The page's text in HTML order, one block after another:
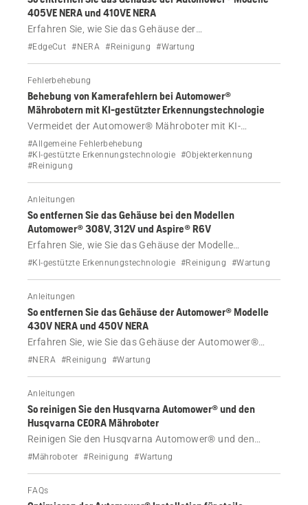
405VE NERA und 410VE NERA
Erfahren Sie, wie Sie das Gehäuse der
Automower® Modelle 405VE NERA und 410VE NERA,
#EdgeCut #NERA #Reinigung #Wartung
Fehlerbehebung
Behebung von Kamerafehlern bei Automower®
Mährobotern mit KI-gestützter Erkennungstechnologie
Vermeidet der Automower® Mähroboter mit KI-
gestützter Erkennungstechnologie keine Objekte oder
zeigt er einen Kamerafehler an? Beheben Sie Fehler bei
Meldungen wie „Kameraobjektiv blockiert“,
„Kameraobjektiv nass“, „keine Objekterkennung“ und
mehr.
#Allgemeine Fehlerbehebung
#KI-gestützte Erkennungstechnologie #Objekterkennung
#Reinigung
Anleitungen
So entfernen Sie das Gehäuse bei den Modellen
Automower® 308V, 312V und Aspire® R6V
Erfahren Sie, wie Sie das Gehäuse der Modelle
Automower® 308V, 312V und Aspire® R6V, z. B. zu
#KI-gestützte Erkennungstechnologie #Reinigung #Wartung
Anleitungen
So entfernen Sie das Gehäuse der Automower® Modelle
430V NERA und 450V NERA
Erfahren Sie, wie Sie das Gehäuse der Automower®
Modelle 430V NERA und 450V NERA, z. B. zu
#NERA #Reinigung #Wartung
Anleitungen
So reinigen Sie den Husqvarna Automower® und den
Husqvarna CEORA Mähroboter
Reinigen Sie den Husqvarna Automower® und den
Husqvarna CEORA Mähroboter regelmäßig, um eine
#Mähroboter #Reinigung #Wartung
FAQs